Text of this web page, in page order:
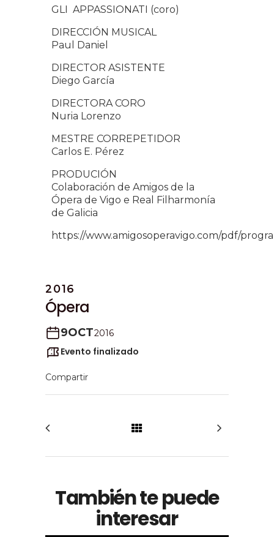
GLI APPASSIONATI (coro)
DIRECCIÓN MUSICAL
Paul Daniel
DIRECTOR ASISTENTE
Diego García
DIRECTORA CORO
Nuria Lorenzo
MESTRE CORREPETIDOR
Carlos E. Pérez
PRODUCIÓN
Colaboración de Amigos de la
Ópera de Vigo e Real Filharmonía
de Galicia
https://www.amigosoperavigo.com/pdf/
2016
Ópera
9OCT2016
Evento finalizado
También te puede
interesar